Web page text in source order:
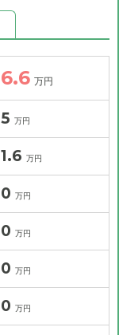
6.6 万円
5 万円
1.6 万円
0 万円
0 万円
0 万円
0 万円